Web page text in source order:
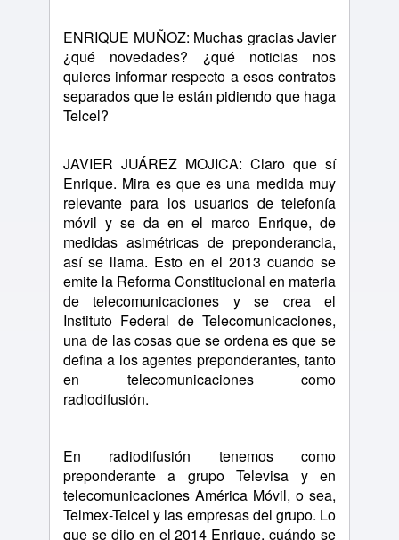
ENRIQUE MUÑOZ: Muchas gracias Javier
¿qué novedades? ¿qué noticias nos
quieres informar respecto a esos contratos
separados que le están pidiendo que haga
Telcel?
JAVIER JUÁREZ MOJICA: Claro que sí
Enrique. Mira es que es una medida muy
relevante para los usuarios de telefonía
móvil y se da en el marco Enrique, de
medidas asimétricas de preponderancia,
así se llama. Esto en el 2013 cuando se
emite la Reforma Constitucional en materia
de telecomunicaciones y se crea el
Instituto Federal de Telecomunicaciones,
una de las cosas que se ordena es que se
defina a los agentes preponderantes, tanto
en telecomunicaciones como
radiodifusión.
En radiodifusión tenemos como
preponderante a grupo Televisa y en
telecomunicaciones América Móvil, o sea,
Telmex-Telcel y las empresas del grupo. Lo
que se dijo en el 2014 Enrique, cuándo se